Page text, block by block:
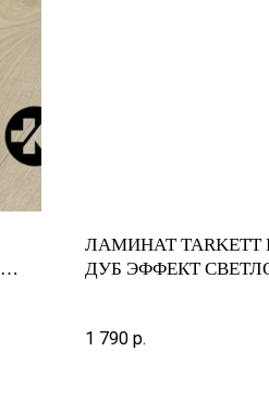
ЛАМИНАТ TARKETT
ДУБ ЭФФЕКТ
1 790 р.